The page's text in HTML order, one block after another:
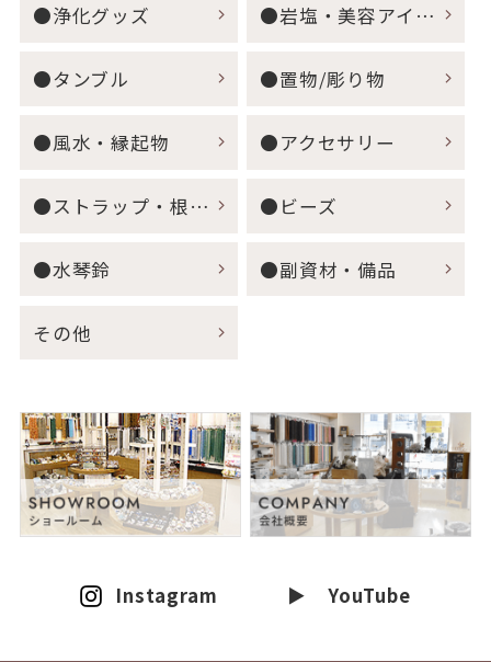
●浄化グッズ ●岩塩・美容アイテム
●タンブル ●置物/彫り物
●風水・縁起物 ●アクセサリー
●ストラップ・根付・キーホルダー ●ビーズ
●水琴鈴 ●副資材・備品
その他
Instagram ▶ YouTube